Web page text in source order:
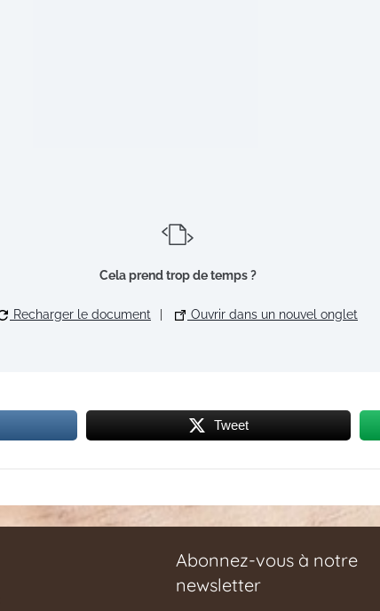
Cela prend trop de temps ?
Recharger le document Ouvrir dans un nouvel onglet
Tweet
Abonnez-vous à notre
newsletter